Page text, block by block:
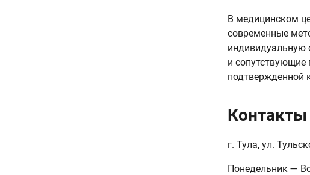
В медицинском
современные
индивидуальную
и
подтвержденной
Контакты
г. Тула, ул.
Понедельник —